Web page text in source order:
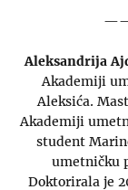
Aleksandrija
Akademiji
Aleksića.
Akademiji
student
umetničku
Doktorirala je